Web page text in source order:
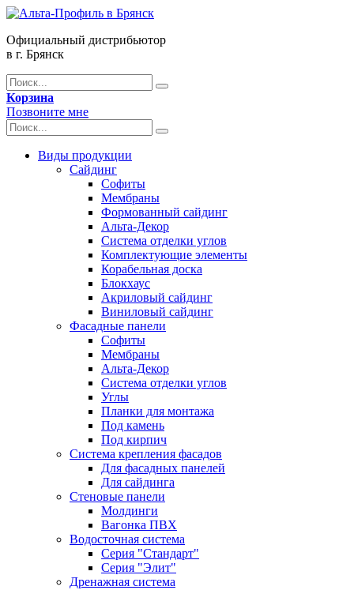
Официальный дистрибьютор
в г. Брянск
Корзина
Позвоните мне
Виды продукции
Сайдинг
Софиты
Мембраны
Формованный сайдинг
Альта-Декор
Система отделки углов
Комплектующие элементы
Корабельная доска
Блокхаус
Акриловый сайдинг
Виниловый сайдинг
Фасадные панели
Софиты
Мембраны
Альта-Декор
Система отделки углов
Углы
Планки для монтажа
Под камень
Под кирпич
Система крепления фасадов
Для фасадных панелей
Для сайдинга
Стеновые панели
Молдинги
Вагонка ПВХ
Водосточная система
Серия "Стандарт"
Серия "Элит"
Дренажная система